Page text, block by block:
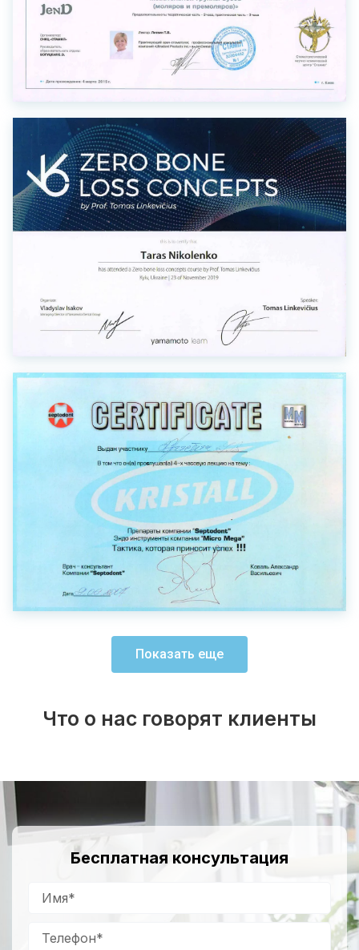
Показать еще
Что о нас говорят клиенты
Бесплатная консультация